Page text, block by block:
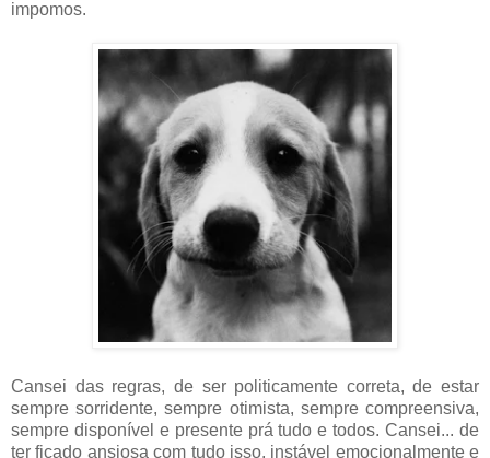
impomos.
Cansei das regras, de ser politicamente correta, de estar
sempre sorridente, sempre otimista, sempre compreensiva,
sempre disponível e presente prá tudo e todos. Cansei... de
ter ficado ansiosa com tudo isso, instável emocionalmente e